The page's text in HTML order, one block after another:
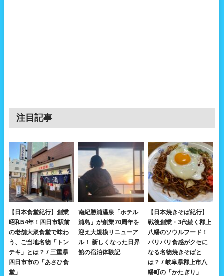
注目記事
【日本食堂紀行】創業
昭和54年！四日市駅前
の老舗大衆食堂で味わ
う、ご当地名物「トン
テキ」とは？ / 三重県
四日市市の「あさひ食
堂」
南紀勝浦温泉「ホテル
浦島」が創業70周年を
迎え大規模リニューア
ル！ 新しくなった日昇
館の宿泊体験記
【日本焼きそば紀行】
戦後創業・3代続く郡上
八幡のソウルフード！
パリパリ食感がクセに
なる名物焼きそばと
は？ / 岐阜県郡上市八
幡町の「かたぎり」